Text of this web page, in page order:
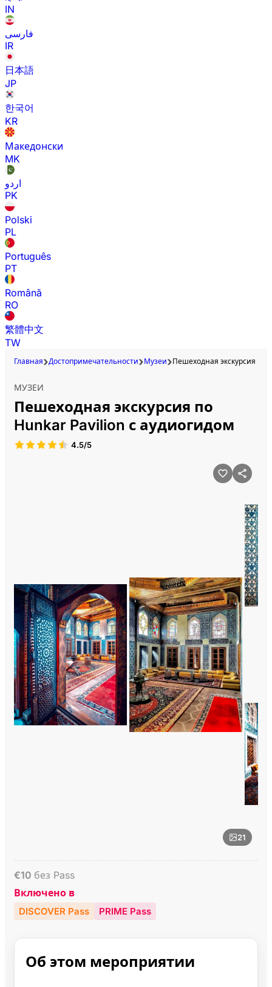
IN
فارسی
IR
日本語
JP
한국어
KR
Македонски
MK
اردو
PK
Polski
PL
Português
PT
Română
RO
繁體中文
TW
Главная Достопримечательности Музеи Пешеходная экскурсия по
21
МУЗЕИ
Пешеходная экскурсия по
Hunkar Pavilion с аудиогидом
4.5/5
€10 без Pass
Включено в
DISCOVER Pass PRIME Pass
Об этом мероприятии